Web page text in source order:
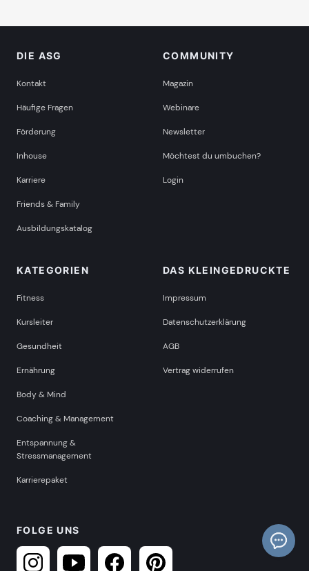
DIE ASG
Kontakt
Häufige Fragen
Förderung
Inhouse
Karriere
Friends & Family
Ausbildungskatalog
COMMUNITY
Magazin
Webinare
Newsletter
Möchtest du umbuchen?
Login
KATEGORIEN
Fitness
Kursleiter
Gesundheit
Ernährung
Body & Mind
Coaching & Management
Entspannung &
Stressmanagement
Karrierepaket
DAS KLEINGEDRUCKTE
Impressum
Datenschutzerklärung
AGB
Vertrag widerrufen
FOLGE UNS